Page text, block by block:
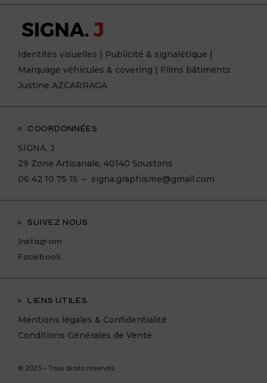
Identités visuelles | Publicité & signalétique |
Marquage véhicules & covering | Films bâtiments
Justine AZCARRAGA
COORDONNÉES
SIGNA. J
29 Zone Artisanale, 40140 Soustons
06 42 10 75 15 – signa.graphisme@gmail.com
SUIVEZ NOUS
Instagram
Facebook
LIENS UTILES
Mentions légales & Confidentialité
Conditions Générales de Vente
© 2023 – Tous droits réservés